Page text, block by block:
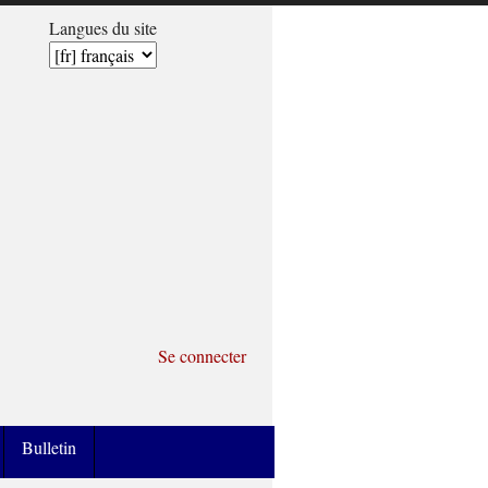
Se connecter
Langues du site
Bulletin